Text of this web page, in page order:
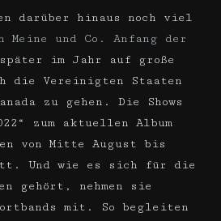
darüber hinaus noch viel
Meine und Co. Anfang der
im Jahr auf große
die Vereinigten Staaten
zu gehen. Die Shows
zum aktuellen Album
von Mitte August bis
Und wie es sich für die
gehört, nehmen sie
mit. So begleiten